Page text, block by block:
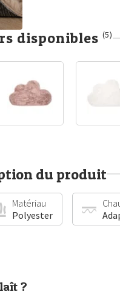
disponibles (5)
du produit
Matériau
Polyester
?